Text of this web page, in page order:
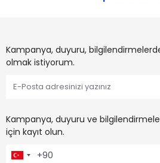
Kampanya, duyuru,
olmak istiyorum.
Kampanya, duyuru ve
için kayıt olun.